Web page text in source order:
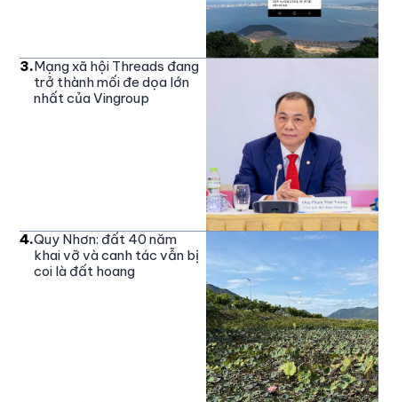
3.Mạng xã hội Threads đang
trở thành mối đe dọa lớn
nhất của Vingroup
4.Quy Nhơn: đất 40 năm
khai vỡ và canh tác vẫn bị
coi là đất hoang